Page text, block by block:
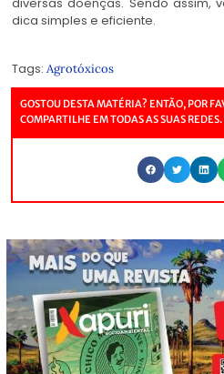
diversas doenças. Sendo assim,
dica simples e eficiente.
Tags: Agrotóxicos
GOSTOU DESTA MATÉRIA? ENTÃO, POR
COMPARTILHE EM TODAS AS SUAS